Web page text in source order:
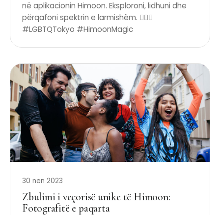
në aplikacionin Himoon. Eksploroni, lidhuni dhe
përqafoni spektrin e larmishëm. 🏳️‍🌈✨
#LGBTQTokyo #HimoonMagic
30 nën 2023
Zbulimi i veçorisë unike të Himoon:
Fotografitë e paqarta